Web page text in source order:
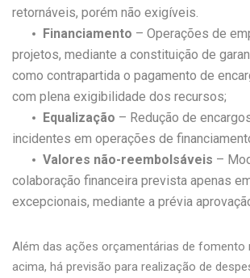
retornáveis, porém não exigíveis.
Financiamento – Operações de
projetos, mediante a constituição de
como contrapartida o pagamento de
com plena exigibilidade dos recursos;
Equalização – Redução de
incidentes em operações de
Valores não-reembolsáveis –
colaboração financeira prevista apenas
excepcionais, mediante a prévia
Além das ações orçamentárias de fomento
acima, há previsão para realização de